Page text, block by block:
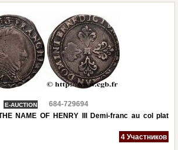
E-AUCTION
684-729694
NAME OF HENRY III Demi-franc au col plat
4 Участников